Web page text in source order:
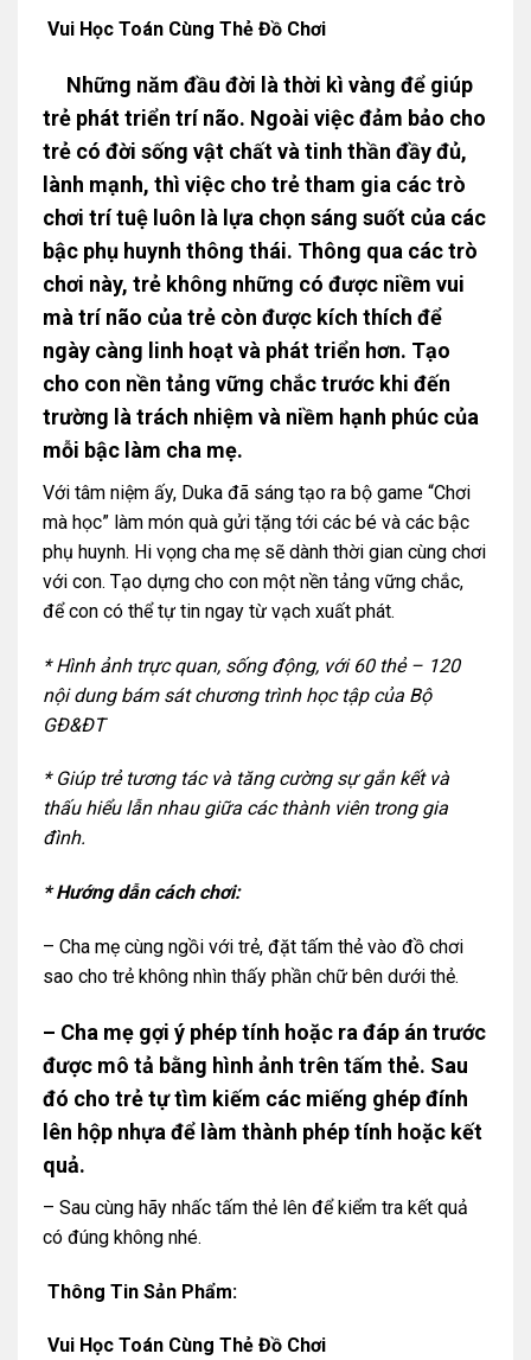
Vui Học Toán Cùng Thẻ Đồ Chơi
Những năm đầu đời là thời kì vàng để giúp
trẻ phát triển trí não. Ngoài việc đảm bảo cho
trẻ có đời sống vật chất và tinh thần đầy đủ,
lành mạnh, thì việc cho trẻ tham gia các trò
chơi trí tuệ luôn là lựa chọn sáng suốt của các
bậc phụ huynh thông thái. Thông qua các trò
chơi này, trẻ không những có được niềm vui
mà trí não của trẻ còn được kích thích để
ngày càng linh hoạt và phát triển hơn. Tạo
cho con nền tảng vững chắc trước khi đến
trường là trách nhiệm và niềm hạnh phúc của
mỗi bậc làm cha mẹ.
Với tâm niệm ấy, Duka đã sáng tạo ra bộ game “Chơi
mà học” làm món quà gửi tặng tới các bé và các bậc
phụ huynh. Hi vọng cha mẹ sẽ dành thời gian cùng chơi
với con. Tạo dựng cho con một nền tảng vững chắc,
để con có thể tự tin ngay từ vạch xuất phát.
* Hình ảnh trực quan, sống động, với 60 thẻ – 120
nội dung bám sát chương trình học tập của Bộ
GĐ&ĐT
* Giúp trẻ tương tác và tăng cường sự gắn kết và
thấu hiểu lẫn nhau giữa các thành viên trong gia
đình.
* Hướng dẫn cách chơi:
– Cha mẹ cùng ngồi với trẻ, đặt tấm thẻ vào đồ chơi
sao cho trẻ không nhìn thấy phần chữ bên dưới thẻ.
– Cha mẹ gợi ý phép tính hoặc ra đáp án trước
được mô tả bằng hình ảnh trên tấm thẻ. Sau
đó cho trẻ tự tìm kiếm các miếng ghép đính
lên hộp nhựa để làm thành phép tính hoặc kết
quả.
– Sau cùng hãy nhấc tấm thẻ lên để kiểm tra kết quả
có đúng không nhé.
Thông Tin Sản Phẩm:
Vui Học Toán Cùng Thẻ Đồ Chơi